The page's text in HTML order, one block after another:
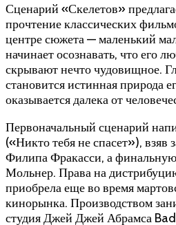
Сценарий «Скелетов»
прочтение классических
центре сюжета — маленький
начинает осознавать, что его
скрывают нечто чудовищное.
становится истинная природа
оказывается далека от
Первоначальный сценарий
(«Никто тебя не спасет»), взяв
Филипа Фракасси, а
Мольнер. Права на
приобрела еще во время
кинорынка. Производством
студия Джей Джей Абрамса